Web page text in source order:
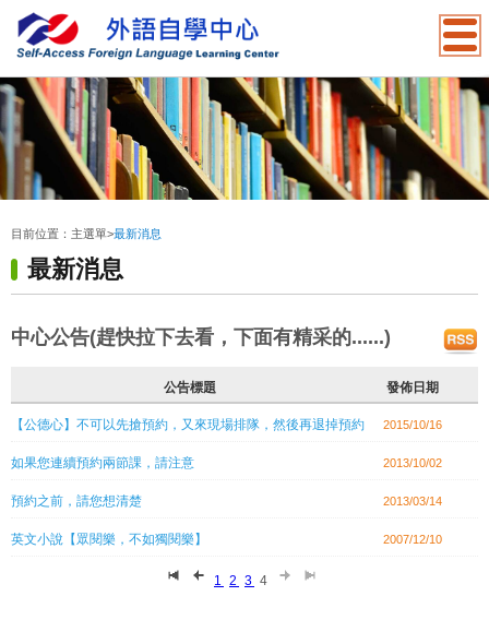
目前位置： 主選單>最新消息
最新消息
中心公告(趕快拉下去看，下面有精采的......)
公告標題 發佈日期
【公德心】不可以先搶預約，又來現場排隊，然後再退掉預約 2015/10/16
如果您連續預約兩節課，請注意 2013/10/02
預約之前，請您想清楚 2013/03/14
英文小說【眾閱樂，不如獨閱樂】 2007/12/10
1 2 3 4